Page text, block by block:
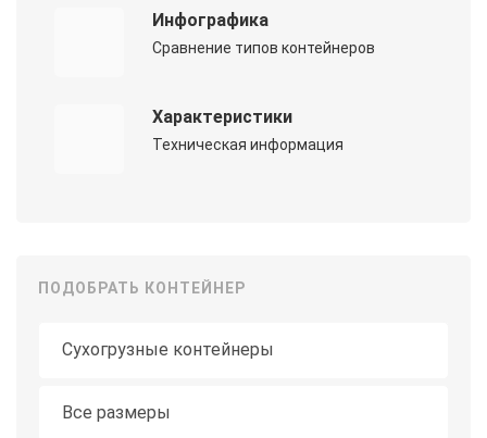
Инфографика
Сравнение типов контейнеров
Характеристики
Техническая информация
ПОДОБРАТЬ КОНТЕЙНЕР
Все размеры